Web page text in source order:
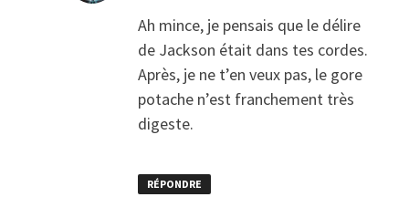
Ah mince, je pensais que le délire
de Jackson était dans tes cordes.
Après, je ne t’en veux pas, le gore
potache n’est franchement très
digeste.
RÉPONDRE